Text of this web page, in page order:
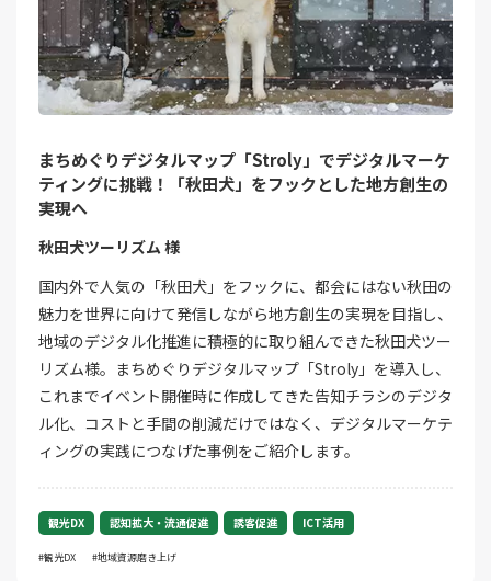
まちめぐりデジタルマップ「Stroly」でデジタルマーケ
ティングに挑戦！「秋田犬」をフックとした地方創生の
実現へ
秋田犬ツーリズム 様
国内外で人気の「秋田犬」をフックに、都会にはない秋田の
魅力を世界に向けて発信しながら地方創生の実現を目指し、
地域のデジタル化推進に積極的に取り組んできた秋田犬ツー
リズム様。まちめぐりデジタルマップ「Stroly」を導入し、
これまでイベント開催時に作成してきた告知チラシのデジタ
ル化、コストと手間の削減だけではなく、デジタルマーケテ
ィングの実践につなげた事例をご紹介します。
観光DX 認知拡大・流通促進 誘客促進 ICT活用
観光DX 地域資源磨き上げ